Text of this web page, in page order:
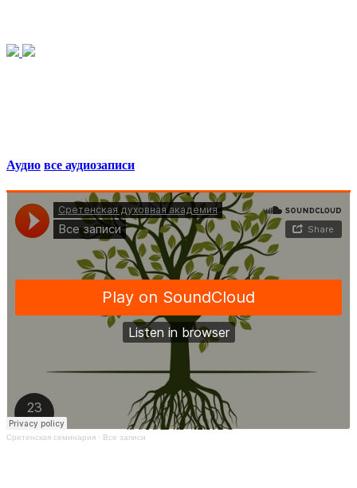
Аудио все аудиозаписи
Сретенская семинария · Все записи